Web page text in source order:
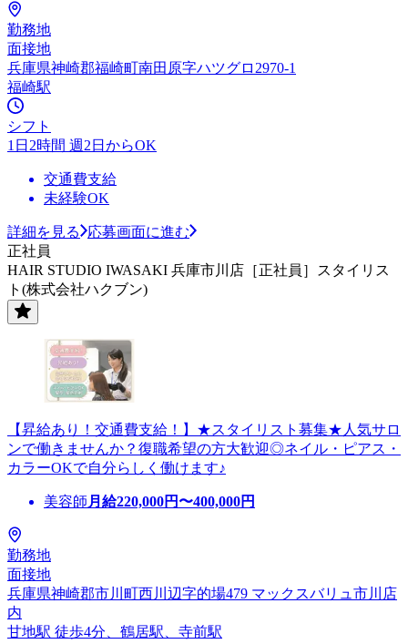
勤務地
面接地
兵庫県神崎郡福崎町南田原字ハツグロ2970-1
福崎駅
シフト
1日2時間 週2日からOK
交通費支給
未経験OK
詳細を見る
応募画面に進む
正社員
HAIR STUDIO IWASAKI 兵庫市川店［正社員］スタイリス
ト(株式会社ハクブン)
【昇給あり！交通費支給！】★スタイリスト募集★人気サロ
ンで働きませんか？復職希望の方大歓迎◎ネイル・ピアス・
カラーOKで自分らしく働けます♪
美容師 月給220,000円〜400,000円
勤務地
面接地
兵庫県神崎郡市川町西川辺字的場479 マックスバリュ市川店
内
甘地駅 徒歩4分、鶴居駅、寺前駅